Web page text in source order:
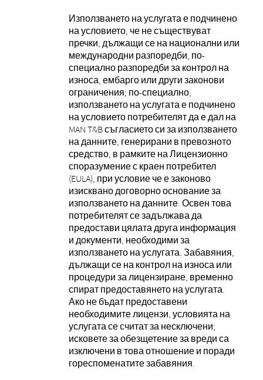
Използването на услугата е подчинено
на условието, че не съществуват
пречки, дължащи се на национални или
международни разпоредби, по-
специално разпоредби за контрол на
износа, ембарго или други законови
ограничения; по-специално,
използването на услугата е подчинено
на условието потребителят да е дал на
MAN T&B съгласието си за използването
на данните, генерирани в превозното
средство, в рамките на Лицензионно
споразумение с краен потребител
(EULA), при условие че е законово
изисквано договорно основание за
използването на данните. Освен това
потребителят се задължава да
предостави цялата друга информация
и документи, необходими за
използването на услугата. Забавяния,
дължащи се на контрол на износа или
процедури за лицензиране, временно
спират предоставянето на услугата.
Ако не бъдат предоставени
необходимите лицензи, условията на
услугата се считат за несключени;
исковете за обезщетение за вреди са
изключени в това отношение и поради
гореспоменатите забавяния.